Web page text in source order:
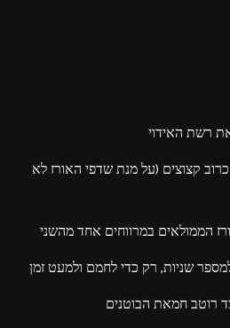
רשת האידוי
קצוצים (על מנת שדפי האורז לא
הממולאים במרווחים אחד מהשני
שניות, רק כדי לחמם ולמעט זמן
רוטב חמאת הבוטנים